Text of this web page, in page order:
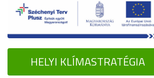
HELYI KLÍMASTRATÉGIA